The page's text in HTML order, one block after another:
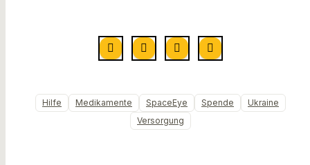
Hilfe Medikamente SpaceEye Spende
Ukraine
Versorgung